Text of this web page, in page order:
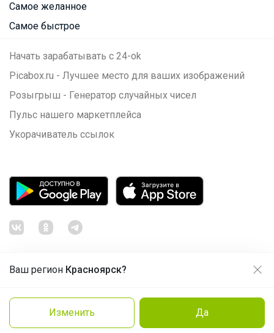
Ваш регион Красноярск?
Изменить Да
Самое желанное
Самое быстрое
Начать зарабатывать с 24-ok
Picabox.ru - Лучшее место для ваших изображений
Розыгрыш - Генератор случайных чисел
Пульс нашего маркетплейса
Укорачиватель ссылок
Политика конфиденциальности
Cоглашение пользователя
Продолжая использовать этот сайт и нажимая кнопку
Принять